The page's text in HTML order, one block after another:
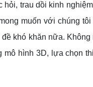
hỏi, trau dồi kinh
muốn với chúng
khó khăn nữa.
mô hình 3D, lựa chọn